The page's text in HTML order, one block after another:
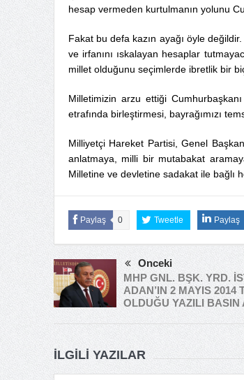
hesap vermeden kurtulmanın yolunu
Fakat bu defa kazın ayağı öyle
ve irfanını ıskalayan hesaplar
millet olduğunu seçimlerde ibretlik bir
Milletimizin arzu ettiği
etrafında birleştirmesi, bayrağımızı
Milliyetçi Hareket Partisi, Genel
anlatmaya, milli bir mutabakat
Milletine ve devletine sadakat ile bağlı
Paylaş 0 Tweetle Paylaş
Önceki
MHP GNL. BŞK. YRD.
ADAN’IN 2 MAYIS 2014
OLDUĞU YAZILI BASIN
İLGILI YAZILAR